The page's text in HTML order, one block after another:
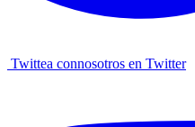
Twittea connosotros en Twitter